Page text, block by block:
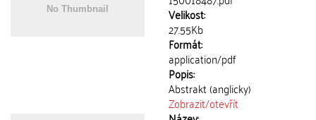
Velikost:
27.55Kb
Formát:
application/pdf
Popis:
Abstrakt (anglicky)
Zobrazit/otevřít